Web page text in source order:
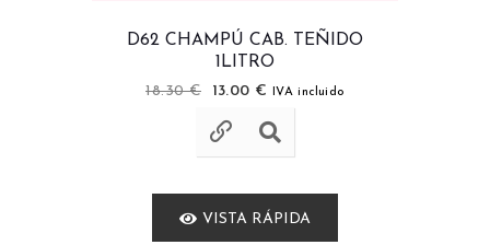
D62 CHAMPÚ CAB. TEÑIDO
1LITRO
18.30€ 13.00 € IVA incluido
VISTA RÁPIDA